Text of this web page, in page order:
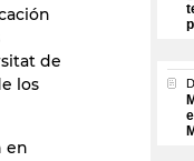
de
los
en